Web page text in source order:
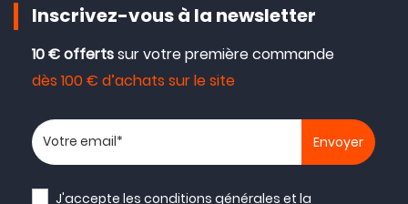
Inscrivez-vous à la newsletter
10 € offertssur votre première commande
dès 100 € d’achats sur le site
Votre adresse email
J'accepte lesconditions générales et la